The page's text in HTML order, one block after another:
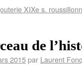
XIXe s.
de
2015par Laurent